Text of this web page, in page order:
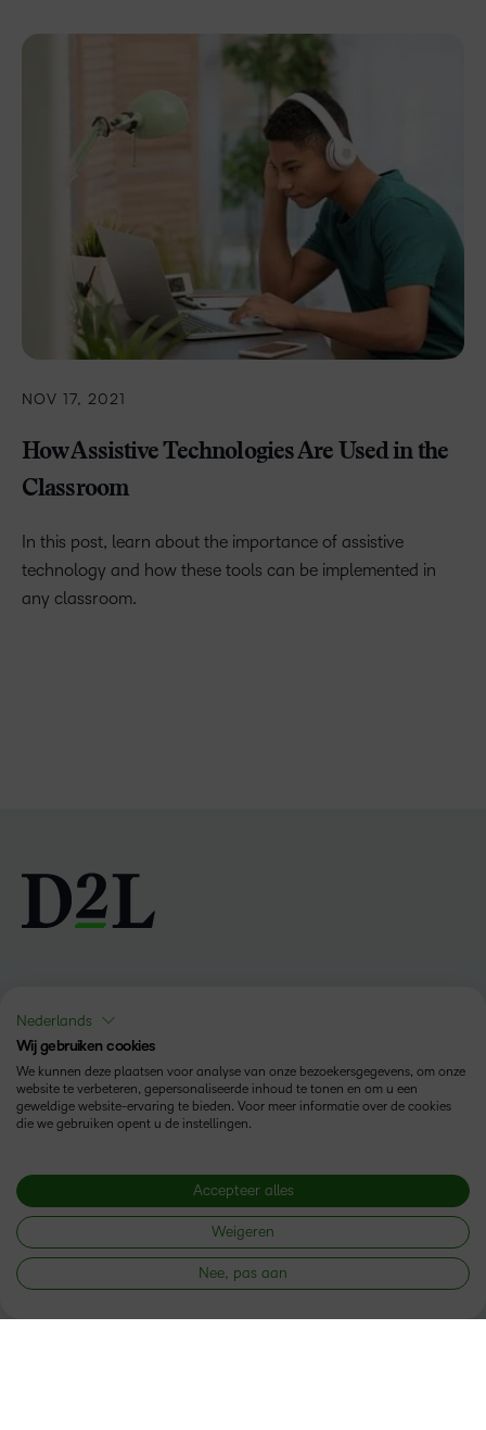
NOV 17, 2021
How Assistive Technologies Are Used in the
Classroom
In this post, learn about the importance of assistive
technology and how these tools can be implemented in
any classroom.
Brightspace
Diensten en ondersteuning
Oplossingen
Investor Relations
Nederlands
Wij gebruiken cookies
We kunnen deze plaatsen voor analyse van onze bezoekersgegevens, om onze
website te verbeteren, gepersonaliseerde inhoud te tonen en om u een
geweldige website-ervaring te bieden. Voor meer informatie over de cookies
die we gebruiken opent u de instellingen.
Accepteer alles
Weigeren
Nee, pas aan